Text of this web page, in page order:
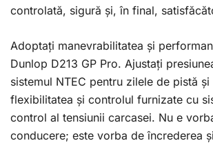
controlată, sigură și, în final,
Adoptați manevrabilitatea și
Dunlop D213 GP Pro. Ajustați
sistemul NTEC pentru zilele de pistă
flexibilitatea și controlul furnizate cu
control al tensiunii carcasei. Nu e
conducere; este vorba de încrederea